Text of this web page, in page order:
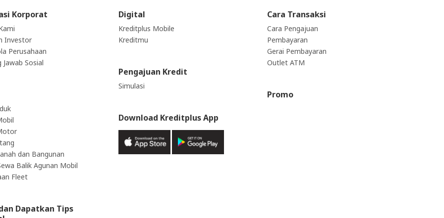
Korporat
Investor
Perusahaan
Jawab Sosial
dan Bangunan
Balik Agunan Mobil
Fleet
Dapatkan Tips
Digital
Kreditplus Mobile
Kreditmu
Pengajuan Kredit
Simulasi
Download Kreditplus App
Cara Transaksi
Cara Pengajuan
Pembayaran
Gerai Pembayaran
Outlet ATM
Promo